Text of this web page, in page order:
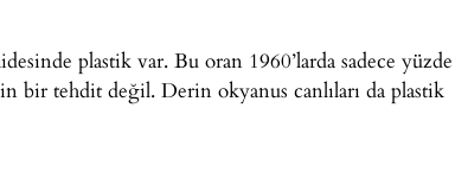
plastik var. Bu oran 1960’larda sadece yüzde
bir tehdit değil. Derin okyanus canlıları da plastik